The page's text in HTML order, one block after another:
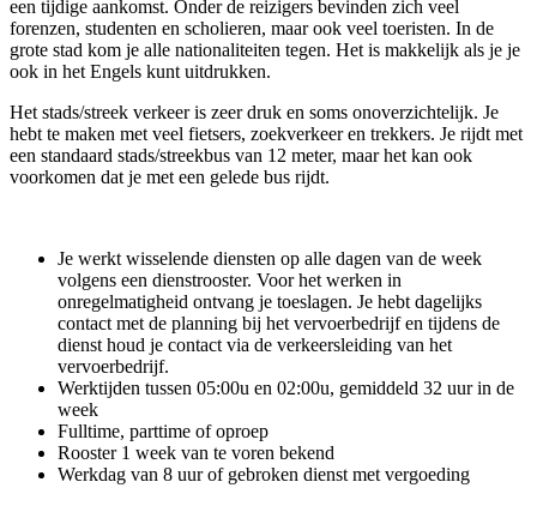
een tijdige aankomst. Onder de reizigers bevinden zich veel
forenzen, studenten en scholieren, maar ook veel toeristen. In de
grote stad kom je alle nationaliteiten tegen. Het is makkelijk als je je
ook in het Engels kunt uitdrukken.
Het stads/streek verkeer is zeer druk en soms onoverzichtelijk. Je
hebt te maken met veel fietsers, zoekverkeer en trekkers. Je rijdt met
een standaard stads/streekbus van 12 meter, maar het kan ook
voorkomen dat je met een gelede bus rijdt.
Je werkt wisselende diensten op alle dagen van de week
volgens een dienstrooster. Voor het werken in
onregelmatigheid ontvang je toeslagen. Je hebt dagelijks
contact met de planning bij het vervoerbedrijf en tijdens de
dienst houd je contact via de verkeersleiding van het
vervoerbedrijf.
Werktijden tussen 05:00u en 02:00u, gemiddeld 32 uur in de
week
Fulltime, parttime of oproep
Rooster 1 week van te voren bekend
Werkdag van 8 uur of gebroken dienst met vergoeding